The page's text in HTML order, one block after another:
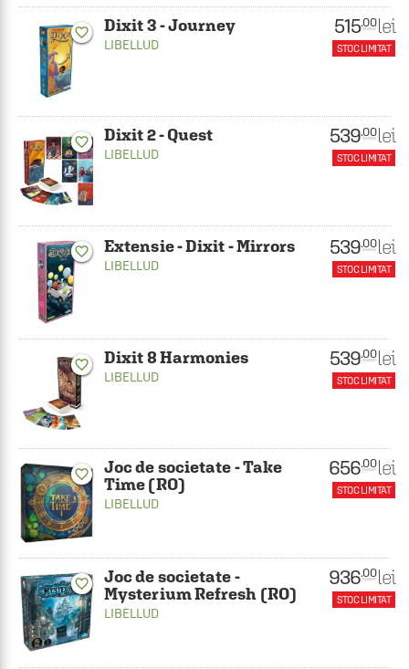
favorite_border Dixit 3 - Journey
LIBELLUD
515.00 lei
STOC LIMITAT
favorite_border Dixit 2 - Quest
LIBELLUD
539.00 lei
STOC LIMITAT
favorite_border Extensie - Dixit - Mirrors
LIBELLUD
539.00 lei
STOC LIMITAT
favorite_border Dixit 8 Harmonies
LIBELLUD
539.00 lei
STOC LIMITAT
favorite_border
Joc de societate - Take
Time (RO)
LIBELLUD
656.00 lei
STOC LIMITAT
favorite_border
Joc de societate -
Mysterium Refresh (RO)
LIBELLUD
936.00 lei
STOC LIMITAT